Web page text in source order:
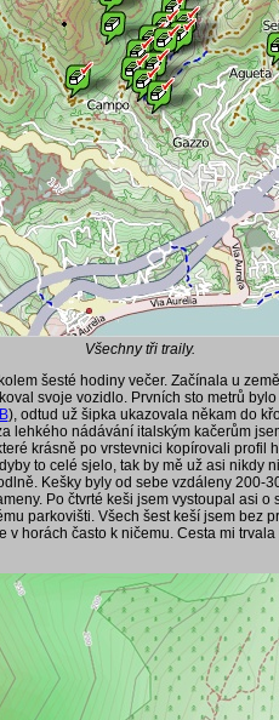
Všechny tři traily.
šesté hodiny večer. Začínala u
svoje vozidlo. Prvních sto metrů
), odtud už šipka ukazovala někam do
lehkého nádávání italským kačerům
krásně po vrstevnici kopírovali profil
to celé sjelo, tak by mě už asi nikdy
Kešky byly od sebe vzdáleny 200-
Po čtvrté keši jsem vystoupal asi o
parkovišti. Všech šest keší jsem bez
v horách často k ničemu. Cesta mi